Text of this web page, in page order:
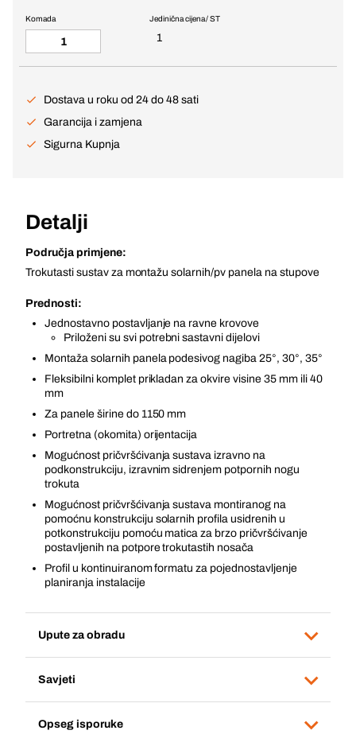
Jedinična cijena / ST
1
Komada
Dostava u roku od 24 do 48 sati
Garancija i zamjena
Sigurna Kupnja
Detalji
Područja primjene:
Trokutasti sustav za montažu solarnih/pv panela na stupove
Prednosti:
Jednostavno postavljanje na ravne krovove
Priloženi su svi potrebni sastavni dijelovi
Montaža solarnih panela podesivog nagiba 25°, 30°, 35°
Fleksibilni komplet prikladan za okvire visine 35 mm ili 40
mm
Za panele širine do 1150 mm
Portretna (okomita) orijentacija
Mogućnost pričvršćivanja sustava izravno na
podkonstrukciju, izravnim sidrenjem potpornih nogu
trokuta
Mogućnost pričvršćivanja sustava montiranog na
pomoćnu konstrukciju solarnih profila usidrenih u
potkonstrukciju pomoću matica za brzo pričvršćivanje
postavljenih na potpore trokutastih nosača
Profil u kontinuiranom formatu za pojednostavljenje
planiranja instalacije
Upute za obradu
Savjeti
Opseg isporuke